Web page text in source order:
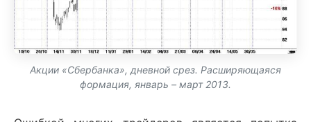
Акции «Сбербанка», дневной срез. Расширяющаяся
формация, январь – март 2013.